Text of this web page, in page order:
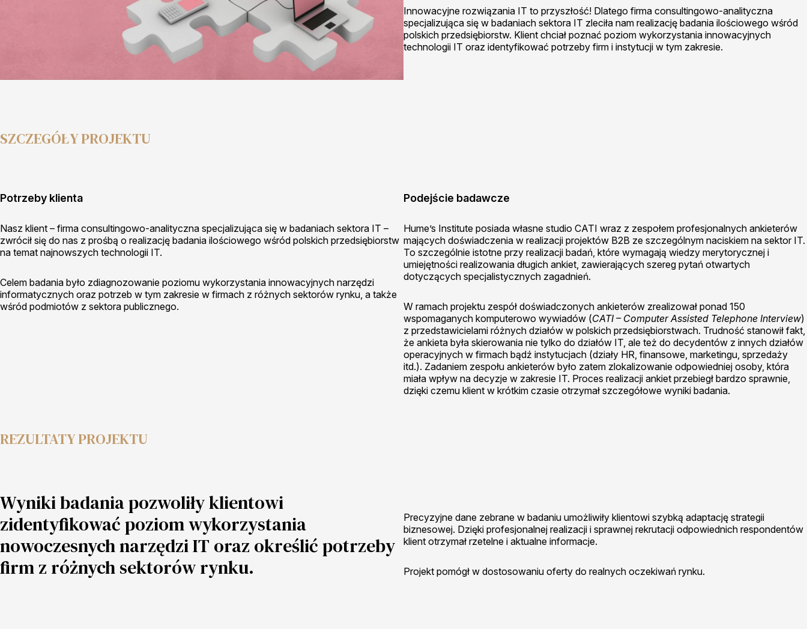
Innowacyjne rozwiązania IT to przyszłość! Dlatego firma consultingowo-analityczna
specjalizująca się w badaniach sektora IT zleciła nam realizację badania ilościowego wśród
polskich przedsiębiorstw. Klient chciał poznać poziom wykorzystania innowacyjnych
technologii IT oraz identyfikować potrzeby firm i instytucji w tym zakresie.
SZCZEGÓŁY PROJEKTU
Potrzeby klienta
Nasz klient – firma consultingowo-analityczna specjalizująca się w badaniach sektora IT –
zwrócił się do nas z prośbą o realizację badania ilościowego wśród polskich przedsiębiorstw
na temat najnowszych technologii IT.
Celem badania było zdiagnozowanie poziomu wykorzystania innowacyjnych narzędzi
informatycznych oraz potrzeb w tym zakresie w firmach z różnych sektorów rynku, a także
wśród podmiotów z sektora publicznego.
Podejście badawcze
Hume’s Institute posiada własne studio CATI wraz z zespołem profesjonalnych ankieterów
mających doświadczenia w realizacji projektów B2B ze szczególnym naciskiem na sektor IT.
To szczególnie istotne przy realizacji badań, które wymagają wiedzy merytorycznej i
umiejętności realizowania długich ankiet, zawierających szereg pytań otwartych
dotyczących specjalistycznych zagadnień.
W ramach projektu zespół doświadczonych ankieterów zrealizował ponad 150
wspomaganych komputerowo wywiadów (CATI – Computer Assisted Telephone Interview)
z przedstawicielami różnych działów w polskich przedsiębiorstwach. Trudność stanowił fakt,
że ankieta była skierowania nie tylko do działów IT, ale też do decydentów z innych działów
operacyjnych w firmach bądź instytucjach (działy HR, finansowe, marketingu, sprzedaży
itd.). Zadaniem zespołu ankieterów było zatem zlokalizowanie odpowiedniej osoby, która
miała wpływ na decyzje w zakresie IT. Proces realizacji ankiet przebiegł bardzo sprawnie,
dzięki czemu klient w krótkim czasie otrzymał szczegółowe wyniki badania.
REZULTATY PROJEKTU
Wyniki badania pozwoliły klientowi
zidentyfikować poziom wykorzystania
nowoczesnych narzędzi IT oraz określić potrzeby
firm z różnych sektorów rynku.
Precyzyjne dane zebrane w badaniu umożliwiły klientowi szybką adaptację strategii
biznesowej. Dzięki profesjonalnej realizacji i sprawnej rekrutacji odpowiednich respondentów
klient otrzymał rzetelne i aktualne informacje.
Projekt pomógł w dostosowaniu oferty do realnych oczekiwań rynku.